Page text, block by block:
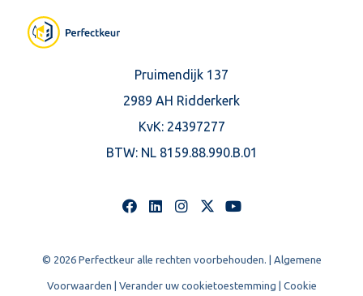
Pruimendijk 137
2989 AH Ridderkerk
KvK: 24397277
BTW: NL 8159.88.990.B.01
© 2026 Perfectkeur alle rechten voorbehouden. | Algemene
Voorwaarden Verander uw cookietoestemming Cookie